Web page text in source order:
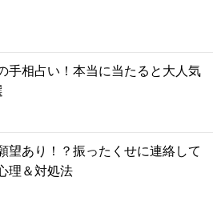
手相占い！本当に当たると大人気
望あり！？振ったくせに連絡して
理＆対処法